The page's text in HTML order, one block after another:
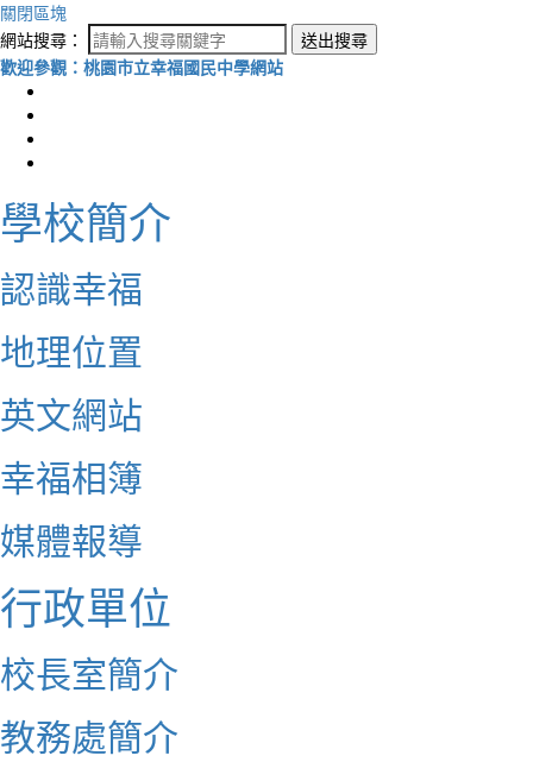
關閉區塊
網站搜尋：
送出搜尋
歡迎參觀：桃園市立幸福國民中學網站
學校簡介
認識幸福
地理位置
英文網站
幸福相簿
媒體報導
行政單位
校長室簡介
教務處簡介